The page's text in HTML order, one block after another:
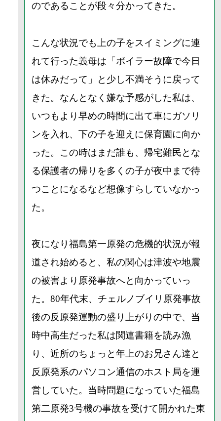
のであることが段々分かってきた。
こんな状況でも上の子をスイミングに連
れて行った義母は「ボイラー故障で今日
は休みだって」と少し不満そうに戻って
きた。なんとなく嫌な予感がした私は、
いつもより早めの時間に出て車にガソリ
ンを入れ、下の子を迎えに保育園に向か
った。この時はまだ誰も、帰宅難民とな
る保護者の帰りを多くの子が夜中まで待
つことになるなど想像すらしていなかっ
た。
夜になり福島第一原発の危機的状況が報
道され始めると、私の関心は津波や地震
の被害より原発事故へと向かっていっ
た。80年代末、チェルノブイリ原発事故
後の反原発運動の盛り上がりの中で、当
時中高生だった私は関連書籍を読み漁
り、近所のちょっと年上のお兄さん達と
反原発系のパソコン通信のホスト局を運
営していた。当時問題になっていた福島
第二原発3号機の事故を受けて開かれた東